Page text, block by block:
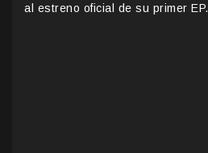
al estreno oficial de su primer EP.